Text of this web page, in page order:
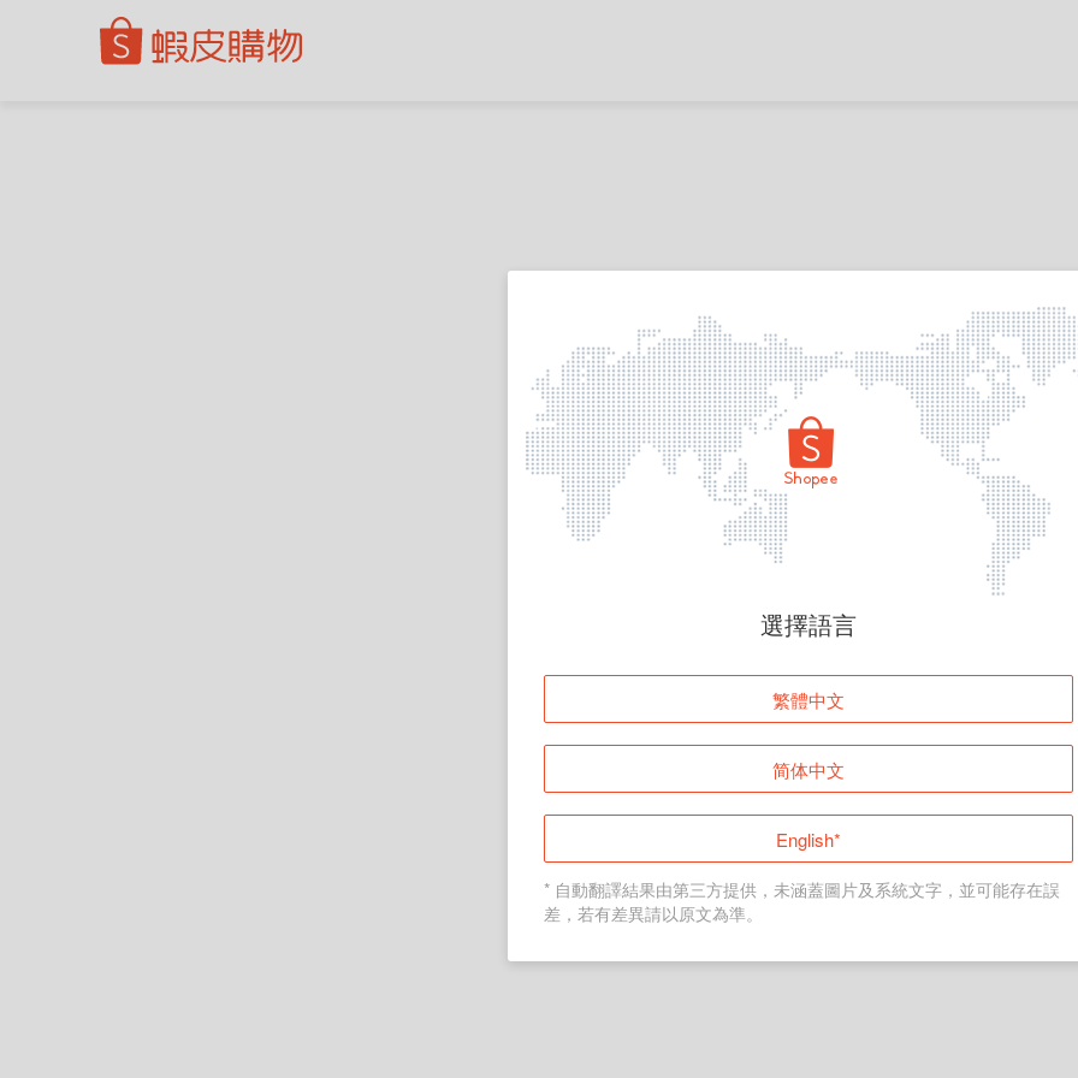
頁面無法顯示
登入
返回首頁
選擇語言
繁體中文
简体中文
English*
* 自動翻譯結果由第三方提供，未涵蓋圖片及系統文字，並可能存在誤
差，若有差異請以原文為準。